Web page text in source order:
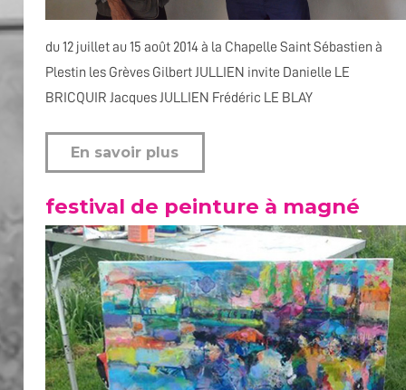
du 12 juillet au 15 août 2014 à la Chapelle Saint Sébastien à
Plestin les Grèves Gilbert JULLIEN invite Danielle LE
BRICQUIR Jacques JULLIEN Frédéric LE BLAY
En savoir plus
festival de peinture à magné